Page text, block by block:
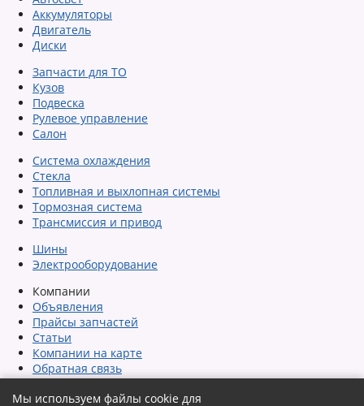
Мы используем файлы cookie для
Аккумуляторы
Двигатель
Диски
Запчасти для ТО
Кузов
Подвеска
Рулевое управление
Салон
Система охлаждения
Стекла
Топливная и выхлопная системы
Тормозная система
Трансмиссия и привод
Шины
Электрооборудование
Компании
Объявления
Прайсы запчастей
Статьи
Компании на карте
Обратная связь
Сообщить об ошибке
Карта сайта